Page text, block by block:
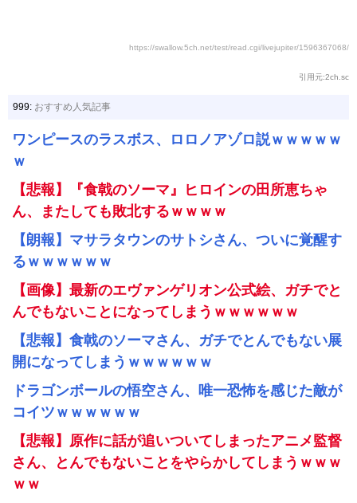
https://swallow.5ch.net/test/read.cgi/livejupiter/1596367068/
引用元:2ch.sc
999: おすすめ人気記事
ワンピースのラスボス、ロロノアゾロ説ｗｗｗｗｗ
ｗ
【悲報】『食戟のソーマ』ヒロインの田所恵ちゃ
ん、またしても敗北するｗｗｗｗ
【朗報】マサラタウンのサトシさん、ついに覚醒す
るｗｗｗｗｗｗ
【画像】最新のエヴァンゲリオン公式絵、ガチでと
んでもないことになってしまうｗｗｗｗｗｗ
【悲報】食戟のソーマさん、ガチでとんでもない展
開になってしまうｗｗｗｗｗｗ
ドラゴンボールの悟空さん、唯一恐怖を感じた敵が
コイツｗｗｗｗｗｗ
【悲報】原作に話が追いついてしまったアニメ監督
さん、とんでもないことをやらかしてしまうｗｗｗ
ｗｗ